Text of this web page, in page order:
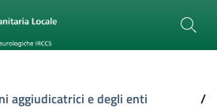
aggiudicatrici e degli enti
/